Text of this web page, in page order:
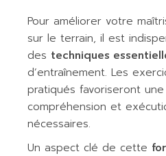
Pour améliorer votre
sur le terrain, il est
des techniques
d’entraînement. Les
pratiqués favoriseront
compréhension et
nécessaires.
Un aspect clé de cette